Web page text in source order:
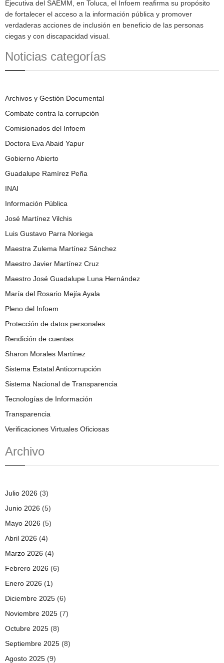
Ejecutiva del SAEMM, en Toluca, el Infoem reafirma su propósito
de fortalecer el acceso a la información pública y promover
verdaderas acciones de inclusión en beneficio de las personas
ciegas y con discapacidad visual.
Noticias categorías
Archivos y Gestión Documental
Combate contra la corrupción
Comisionados del Infoem
Doctora Eva Abaid Yapur
Gobierno Abierto
Guadalupe Ramírez Peña
INAI
Información Pública
José Martínez Vilchis
Luis Gustavo Parra Noriega
Maestra Zulema Martínez Sánchez
Maestro Javier Martínez Cruz
Maestro José Guadalupe Luna Hernández
María del Rosario Mejía Ayala
Pleno del Infoem
Protección de datos personales
Rendición de cuentas
Sharon Morales Martínez
Sistema Estatal Anticorrupción
Sistema Nacional de Transparencia
Tecnologías de Información
Transparencia
Verificaciones Virtuales Oficiosas
Archivo
Julio 2026 (3)
Junio 2026 (5)
Mayo 2026 (5)
Abril 2026 (4)
Marzo 2026 (4)
Febrero 2026 (6)
Enero 2026 (1)
Diciembre 2025 (6)
Noviembre 2025 (7)
Octubre 2025 (8)
Septiembre 2025 (8)
Agosto 2025 (9)